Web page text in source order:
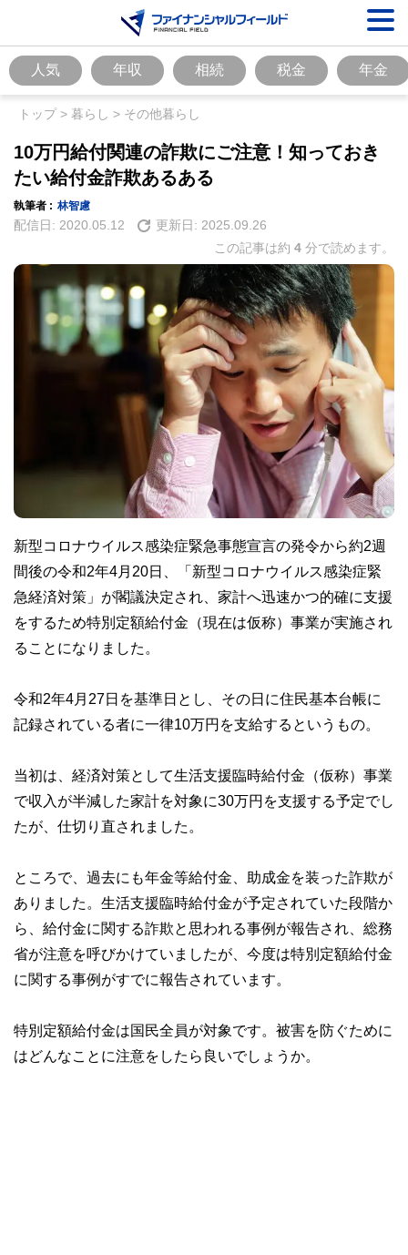
人気 年収 相続 税金 年金
トップ> 暮らし > その他暮らし
10万円給付関連の詐欺にご注意！知っておき
たい給付金詐欺あるある
執筆者 : 林智慮
配信日: 2020.05.12 更新日: 2025.09.26
この記事は約 4 分で読めます。
新型コロナウイルス感染症緊急事態宣言の発令から約2週
間後の令和2年4月20日、「新型コロナウイルス感染症緊
急経済対策」が閣議決定され、家計へ迅速かつ的確に支援
をするため特別定額給付金（現在は仮称）事業が実施され
ることになりました。
令和2年4月27日を基準日とし、その日に住民基本台帳に
記録されている者に一律10万円を支給するというもの。
当初は、経済対策として生活支援臨時給付金（仮称）事業
で収入が半減した家計を対象に30万円を支援する予定でし
たが、仕切り直されました。
ところで、過去にも年金等給付金、助成金を装った詐欺が
ありました。生活支援臨時給付金が予定されていた段階か
ら、給付金に関する詐欺と思われる事例が報告され、総務
省が注意を呼びかけていましたが、今度は特別定額給付金
に関する事例がすでに報告されています。
特別定額給付金は国民全員が対象です。被害を防ぐために
はどんなことに注意をしたら良いでしょうか。